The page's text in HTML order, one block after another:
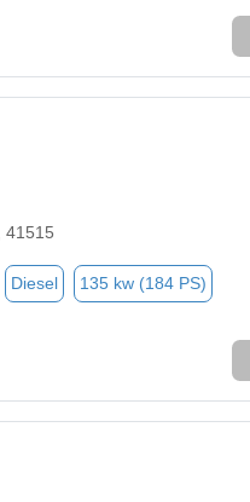
41515
Diesel 135 kw (184 PS)